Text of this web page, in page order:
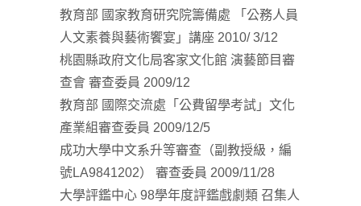
教育部 國家教育研究院籌備處 「公務人員
人文素養與藝術饗宴」講座 2010/ 3/12
桃園縣政府文化局客家文化館 演藝節目審
查會 審查委員 2009/12
教育部 國際交流處「公費留學考試」文化
產業組審查委員 2009/12/5
成功大學中文系升等審查（副教授級，編
號LA9841202） 審查委員 2009/11/28
大學評鑑中心 98學年度評鑑戲劇類 召集人